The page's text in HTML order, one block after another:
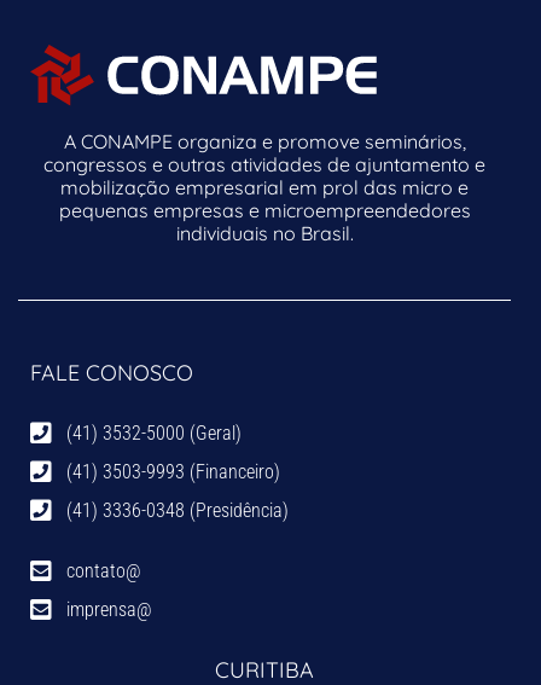
A CONAMPE organiza e promove seminários,
congressos e outras atividades de ajuntamento e
mobilização empresarial em prol das micro e
pequenas empresas e microempreendedores
individuais no Brasil.
FALE CONOSCO
(41) 3532-5000 (Geral)
(41) 3503-9993 (Financeiro)
(41) 3336-0348 (Presidência)
contato@
imprensa@
CURITIBA